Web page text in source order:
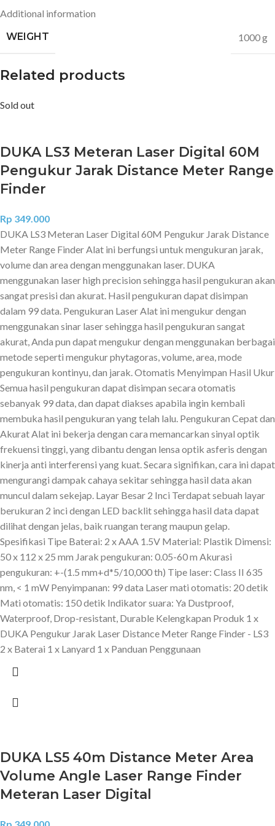
Additional information
WEIGHT
1000 g
Related products
Sold out
DUKA LS3 Meteran Laser Digital 60M
Pengukur Jarak Distance Meter Range
Finder
Rp 349.000
DUKA LS3 Meteran Laser Digital 60M Pengukur Jarak Distance
Meter Range Finder Alat ini berfungsi untuk mengukuran jarak,
volume dan area dengan menggunakan laser. DUKA
menggunakan laser high precision sehingga hasil pengukuran akan
sangat presisi dan akurat. Hasil pengukuran dapat disimpan
dalam 99 data. Pengukuran Laser Alat ini mengukur dengan
menggunakan sinar laser sehingga hasil pengukuran sangat
akurat, Anda pun dapat mengukur dengan menggunakan berbagai
metode seperti mengukur phytagoras, volume, area, mode
pengukuran kontinyu, dan jarak. Otomatis Menyimpan Hasil Ukur
Semua hasil pengukuran dapat disimpan secara otomatis
sebanyak 99 data, dan dapat diakses apabila ingin kembali
membuka hasil pengukuran yang telah lalu. Pengukuran Cepat dan
Akurat Alat ini bekerja dengan cara memancarkan sinyal optik
frekuensi tinggi, yang dibantu dengan lensa optik asferis dengan
kinerja anti interferensi yang kuat. Secara signifikan, cara ini dapat
mengurangi dampak cahaya sekitar sehingga hasil data akan
muncul dalam sekejap. Layar Besar 2 Inci Terdapat sebuah layar
berukuran 2 inci dengan LED backlit sehingga hasil data dapat
dilihat dengan jelas, baik ruangan terang maupun gelap.
Spesifikasi Tipe Baterai: 2 x AAA 1.5V Material: Plastik Dimensi:
50 x 112 x 25 mm Jarak pengukuran: 0.05-60 m Akurasi
pengukuran: +-(1.5 mm+d*5/10,000 th) Tipe laser: Class II 635
nm, < 1 mW Penyimpanan: 99 data Laser mati otomatis: 20 detik
Mati otomatis: 150 detik Indikator suara: Ya Dustproof,
Waterproof, Drop-resistant, Durable Kelengkapan Produk 1 x
DUKA Pengukur Jarak Laser Distance Meter Range Finder - LS3
2 x Baterai 1 x Lanyard 1 x Panduan Penggunaan
DUKA LS5 40m Distance Meter Area
Volume Angle Laser Range Finder
Meteran Laser Digital